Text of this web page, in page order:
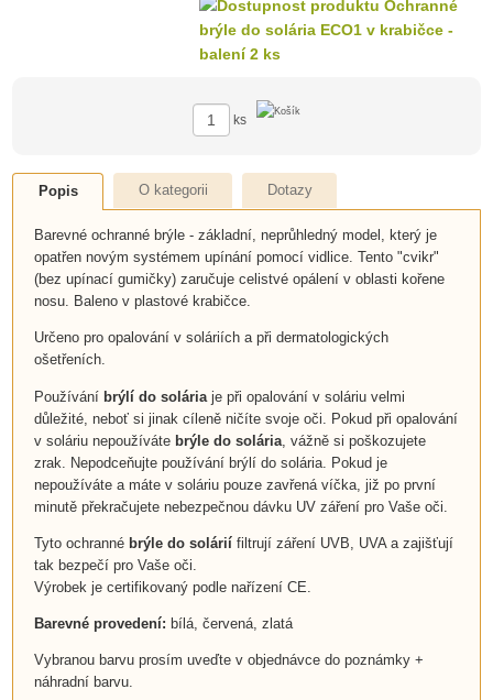
ks
Popis O kategorii Dotazy
Barevné ochranné brýle - základní, neprůhledný model, který je
opatřen novým systémem upínání pomocí vidlice. Tento "cvikr"
(bez upínací gumičky) zaručuje celistvé opálení v oblasti kořene
nosu. Baleno v plastové krabičce.
Určeno pro opalování v soláriích a při dermatologických
ošetřeních.
Používání brýlí do soláriaje při opalování v soláriu velmi
důležité, neboť si jinak cíleně ničíte svoje oči. Pokud při opalování
v soláriu nepoužíváte brýle do solária, vážně si poškozujete
zrak. Nepodceňujte používání brýlí do solária. Pokud je
nepoužíváte a máte v soláriu pouze zavřená víčka, již po první
minutě překračujete nebezpečnou dávku UV záření pro Vaše oči.
Tyto ochranné brýle do soláriífiltrují záření UVB, UVA a zajišťují
tak bezpečí pro Vaše oči.
Výrobek je certifikovaný podle nařízení CE.
Barevné provedení: bílá, červená, zlatá
Vybranou barvu prosím uveďte v objednávce do poznámky +
náhradní barvu.